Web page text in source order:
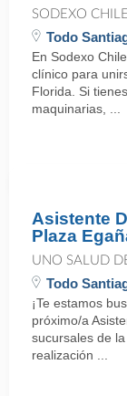
SODEXO CHILE
Todo
En Sodexo
clínico para
Florida. Si
maquinarias, ...
Asistente
Plaza
UNO SALUD
Todo
¡Te estamos
próximo/a
sucursales de
realización ...